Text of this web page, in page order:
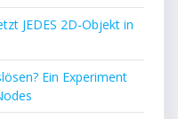
JEDES 2D-Objekt in
Ein Experiment